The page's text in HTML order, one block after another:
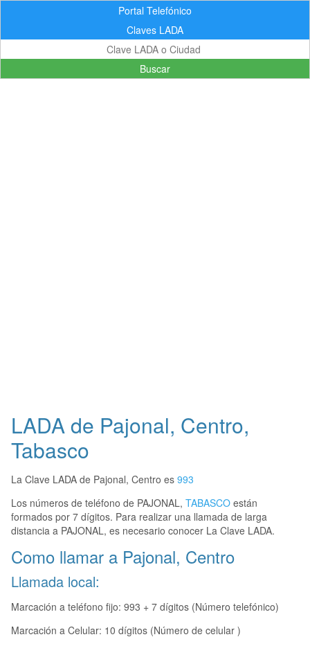
Portal Telefónico
Claves LADA
Buscar
LADA de Pajonal, Centro,
Tabasco
La Clave LADA de Pajonal, Centro es 993
Los números de teléfono de PAJONAL, TABASCO están
formados por 7 dígitos. Para realizar una llamada de larga
distancia a PAJONAL, es necesario conocer La Clave LADA.
Como llamar a Pajonal, Centro
Llamada local:
Marcación a teléfono fijo: 993 + 7 dígitos (Número telefónico)
Marcación a Celular: 10 dígitos (Número de celular )